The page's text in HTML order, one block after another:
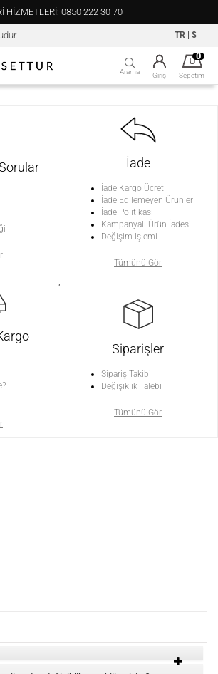
HİZMETLERİ: 0850 222 30 70
TR $
Arama Giriş
0
Sepetim
İade
İade Kargo Ücreti
İade Edilemeyen Ürünler
İade Politikası
Kampanyalı Ürün İadesi
Değişim İşlemi
Tümünü Gör
,
Siparişler
Sipariş Takibi
Değişiklik Talebi
Tümünü Gör